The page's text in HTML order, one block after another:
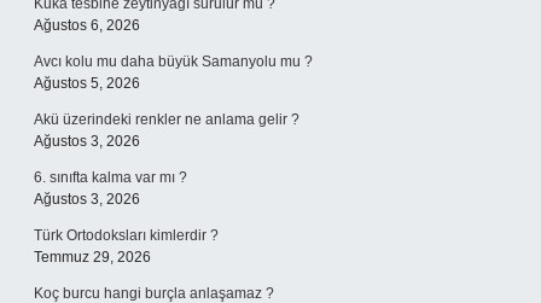
Kuka tesbihe zeytinyağı sürülür mü ?
Ağustos 6, 2026
Avcı kolu mu daha büyük Samanyolu mu ?
Ağustos 5, 2026
Akü üzerindeki renkler ne anlama gelir ?
Ağustos 3, 2026
6. sınıfta kalma var mı ?
Ağustos 3, 2026
Türk Ortodoksları kimlerdir ?
Temmuz 29, 2026
Koç burcu hangi burçla anlaşamaz ?